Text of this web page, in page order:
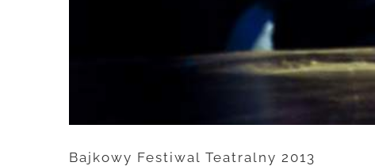
Bajkowy Festiwal Teatralny 2013